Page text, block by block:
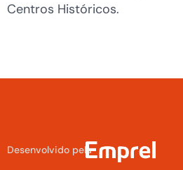
Centros Históricos.
Desenvolvido pela